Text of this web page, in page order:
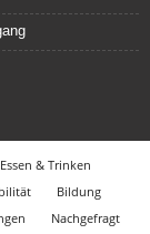
Essen & Trinken
Bildung
Nachgefragt